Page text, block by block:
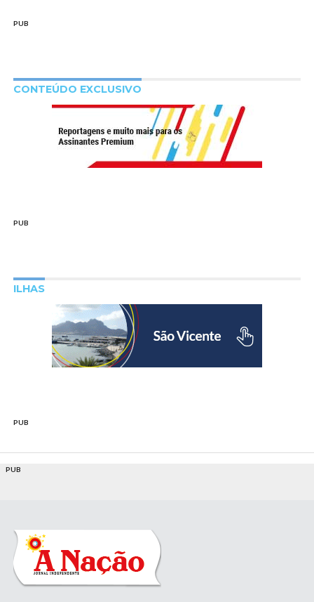
PUB
CONTEÚDO EXCLUSIVO
PUB
ILHAS
PUB
PUB